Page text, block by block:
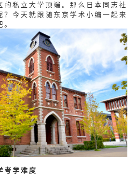
的私立大学顶端。那么日本同志社
？今天就跟随东京学术小编一起来
考学难度